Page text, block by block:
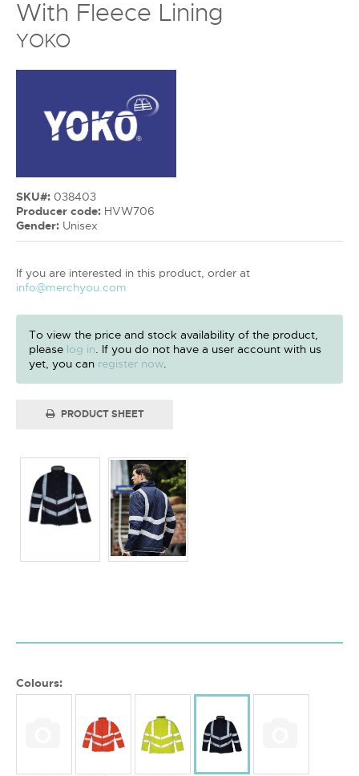
With Fleece Lining
YOKO
SKU#: 038403
Producer code: HVW706
Gender: Unisex
If you are interested in this product, order at
info@merchyou.com
To view the price and stock availability of the product,
please log in. If you do not have a user account with us
yet, you can register now.
PRODUCT SHEET
Colours: